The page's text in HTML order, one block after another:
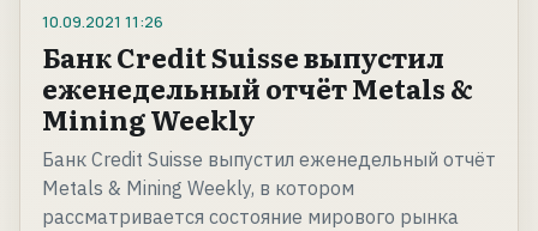
10.09.2021 11:26
Банк Credit Suisse выпустил
еженедельный отчёт Metals &
Mining Weekly
Банк Credit Suisse выпустил еженедельный отчёт
Metals & Mining Weekly, в котором
рассматривается состояние мирового рынка